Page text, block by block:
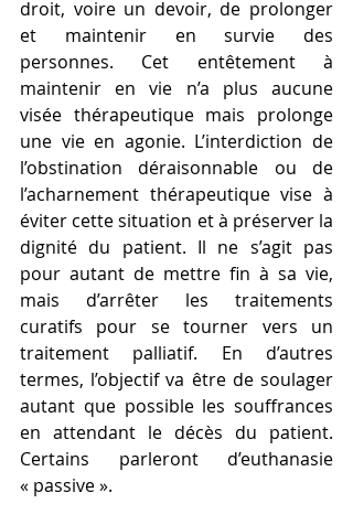
droit, voire un devoir, de prolonger
et maintenir en survie des
personnes. Cet entêtement à
maintenir en vie n’a plus aucune
visée thérapeutique mais prolonge
une vie en agonie. L’interdiction de
l’obstination déraisonnable ou de
l’acharnement thérapeutique vise à
éviter cette situation et à préserver la
dignité du patient. Il ne s’agit pas
pour autant de mettre fin à sa vie,
mais d’arrêter les traitements
curatifs pour se tourner vers un
traitement palliatif. En d’autres
termes, l’objectif va être de soulager
autant que possible les souffrances
en attendant le décès du patient.
Certains parleront d’euthanasie
« passive ».